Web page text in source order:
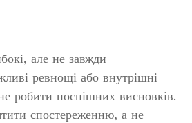
але не завжди
ревнощі або внутрішні
робити поспішних висновків.
спостереженню, а не